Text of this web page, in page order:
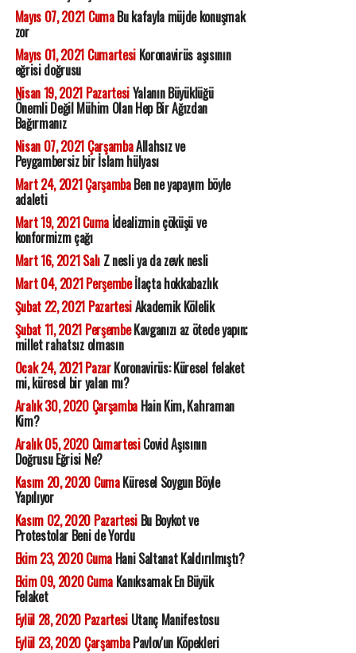
Mayıs 07, 2021 CumaBu kafayla müjde konuşmak
zor
Mayıs 01, 2021 CumartesiKoronavirüs aşısının
eğrisi doğrusu
Nisan 19, 2021 PazartesiYalanın Büyüklüğü
Önemli Değil Mühim Olan Hep Bir Ağızdan
Bağırmanız
Nisan 07, 2021 ÇarşambaAllahsız ve
Peygambersiz bir İslam hülyası
Mart 24, 2021 ÇarşambaBen ne yapayım böyle
adaleti
Mart 19, 2021 Cumaİdealizmin çöküşü ve
konformizm çağı
Mart 16, 2021 SalıZ nesli ya da zevk nesli
Mart 04, 2021 Perşembeİlaçta hokkabazlık
Şubat 22, 2021 PazartesiAkademik Kölelik
Şubat 11, 2021 PerşembeKavganızı az ötede yapın;
millet rahatsız olmasın
Ocak 24, 2021 PazarKoronavirüs: Küresel felaket
mi, küresel bir yalan mı?
Aralık 30, 2020 ÇarşambaHain Kim, Kahraman
Kim?
Aralık 05, 2020 CumartesiCovid Aşısının
Doğrusu Eğrisi Ne?
Kasım 20, 2020 CumaKüresel Soygun Böyle
Yapılıyor
Kasım 02, 2020 PazartesiBu Boykot ve
Protestolar Beni de Yordu
Ekim 23, 2020 CumaHani Saltanat Kaldırılmıştı?
Ekim 09, 2020 CumaKanıksamak En Büyük
Felaket
Eylül 28, 2020 PazartesiUtanç Manifestosu
Eylül 23, 2020 ÇarşambaPavlov'un Köpekleri